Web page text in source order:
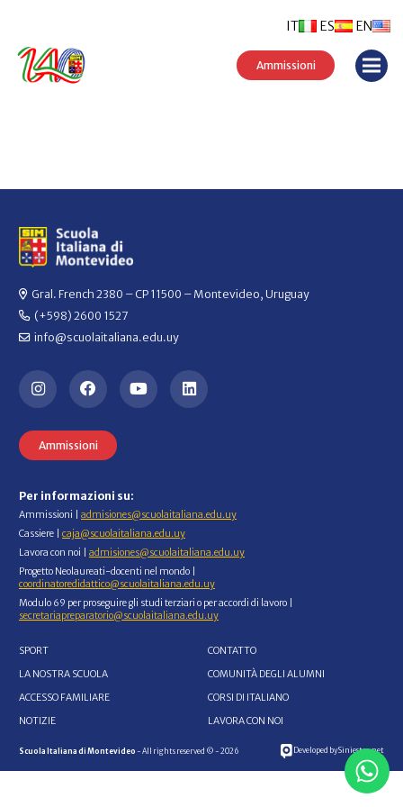
ES EN
IT
Ammissioni
Gral. French 2380 – CP 11500 – Montevideo, Uruguay
(+598) 2600 1527
info@scuolaitaliana.edu.uy
Ammissioni
Per informazioni su:
Ammissioni | admisiones@scuolaitaliana.edu.uy
Cassiere | caja@scuolaitaliana.edu.uy
Lavora con noi | admisiones@scuolaitaliana.edu.uy
Progetto Neolaureati-docenti nel mondo |
coordinatoredidattico@scuolaitaliana.edu.uy
Modulo 69 per proseguire gli studi terziari o per accordi di lavoro |
secretariapreparatorio@scuolaitaliana.edu.uy
SPORT
LA NOSTRA SCUOLA
ACCESSO FAMILIARE
NOTIZIE
CONTATTO
COMUNITÀ DEGLI ALUMNI
CORSI DI ITALIANO
LAVORA CON NOI
Scuola Italiana di Montevideo - All rights reserved © - 2026 Developed by Siniestro.net